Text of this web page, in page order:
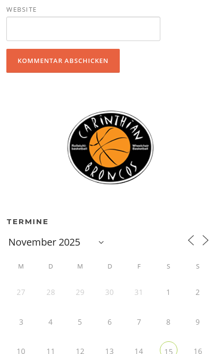
WEBSITE
TERMINE
M D M D F S S
27 28 29 30 31 1 2
3 4 5 6 7 8 9
10 11 12 13 14 15 16